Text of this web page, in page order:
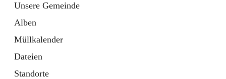
Unsere Gemeinde
Alben
Müllkalender
Dateien
Standorte
Tab
Bebauungsplan
öffnet
in
neuem
Tab